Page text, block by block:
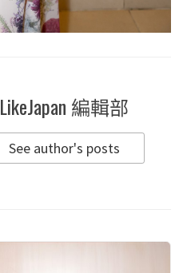
LikeJapan 編輯部
See author's posts